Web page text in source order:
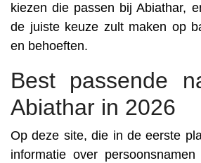
kiezen die passen bij Abiathar,
de juiste keuze zult maken op
en behoeften.
Best passende
Abiathar in 2026
Op deze site, die in de eerste
informatie over